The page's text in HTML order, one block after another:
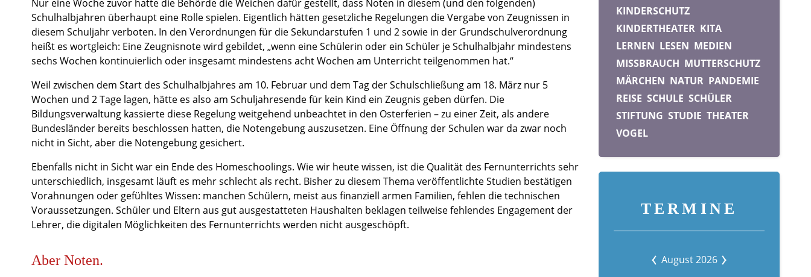
Nur eine Woche zuvor hatte die Behörde die Weichen dafür gestellt, dass Noten in diesem (und den folgenden)
Schulhalbjahren überhaupt eine Rolle spielen. Eigentlich hätten gesetzliche Regelungen die Vergabe von Zeugnissen in
diesem Schuljahr verboten. In den Verordnungen für die Sekundarstufen 1 und 2 sowie in der Grundschulverordnung
heißt es wortgleich: Eine Zeugnisnote wird gebildet, „wenn eine Schülerin oder ein Schüler je Schulhalbjahr mindestens
sechs Wochen kontinuierlich oder insgesamt mindestens acht Wochen am Unterricht teilgenommen hat.“
Weil zwischen dem Start des Schulhalbjahres am 10. Februar und dem Tag der Schulschließung am 18. März nur 5
Wochen und 2 Tage lagen, hätte es also am Schuljahresende für kein Kind ein Zeugnis geben dürfen. Die
Bildungsverwaltung kassierte diese Regelung weitgehend unbeachtet in den Osterferien – zu einer Zeit, als andere
Bundesländer bereits beschlossen hatten, die Notengebung auszusetzen. Eine Öffnung der Schulen war da zwar noch
nicht in Sicht, aber die Notengebung gesichert.
Ebenfalls nicht in Sicht war ein Ende des Homeschoolings. Wie wir heute wissen, ist die Qualität des Fernunterrichts sehr
unterschiedlich, insgesamt läuft es mehr schlecht als recht. Bisher zu diesem Thema veröffentlichte Studien bestätigen
Vorahnungen oder gefühltes Wissen: manchen Schülern, meist aus finanziell armen Familien, fehlen die technischen
Voraussetzungen. Schüler und Eltern aus gut ausgestatteten Haushalten beklagen teilweise fehlendes Engagement der
Lehrer, die digitalen Möglichkeiten des Fernunterrichts werden nicht ausgeschöpft.
Aber Noten.
KINDERSCHUTZ
KINDERTHEATER KITA
LERNEN LESEN MEDIEN
MISSBRAUCH MUTTERSCHUTZ
MÄRCHEN NATUR PANDEMIE
REISE SCHULE SCHÜLER
STIFTUNG STUDIE THEATER
VOGEL
TERMINE
August 2026